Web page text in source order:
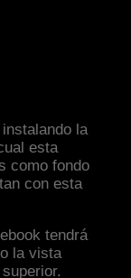
la
esta
como fondo
con esta
tendrá
la vista